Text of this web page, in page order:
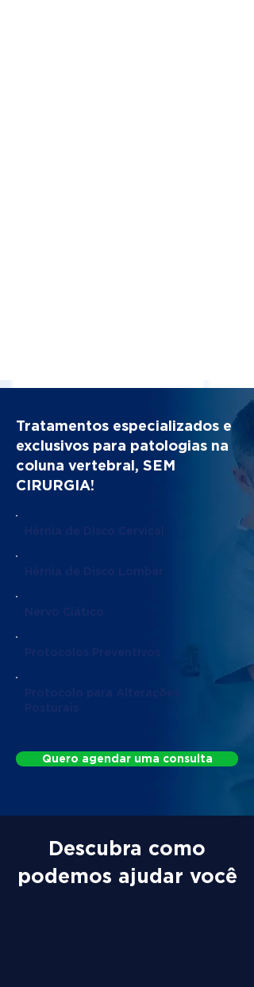
Tratamentos especializados e
exclusivos para patologias na
coluna vertebral, SEM
CIRURGIA!
Hérnia de Disco Cervical
Hérnia de Disco Lombar
Nervo Ciático
Protocolos Preventivos
Protocolo para Alterações
Posturais
Quero agendar uma consulta
Descubra como
podemos ajudar você